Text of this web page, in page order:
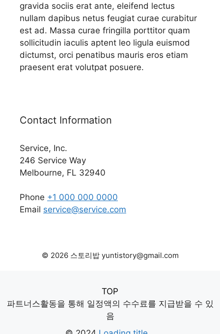
gravida sociis erat ante, eleifend lectus
nullam dapibus netus feugiat curae curabitur
est ad. Massa curae fringilla porttitor quam
sollicitudin iaculis aptent leo ligula euismod
dictumst, orci penatibus mauris eros etiam
praesent erat volutpat posuere.
Contact Information
Service, Inc.
246 Service Way
Melbourne, FL 32940
Phone +1 000 000 0000
Email service@service.com
© 2026 스토리밥 yuntistory@gmail.com
TOP
파트너스활동을 통해 일정액의 수수료를 지급받을 수 있
음